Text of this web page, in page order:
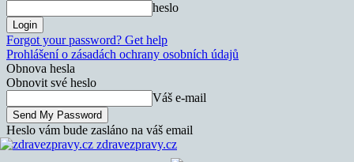
heslo
Forgot your password? Get help
Prohlášení o zásadách ochrany osobních údajů
Obnova hesla
Obnovit své heslo
Váš e-mail
Heslo vám bude zasláno na váš email
zdravezpravy.cz